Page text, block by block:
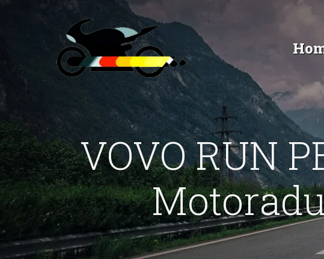
VOVO RUN